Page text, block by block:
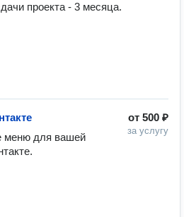
проекта - 3 месяца.
от 500 ₽
за услугу
меню для вашей